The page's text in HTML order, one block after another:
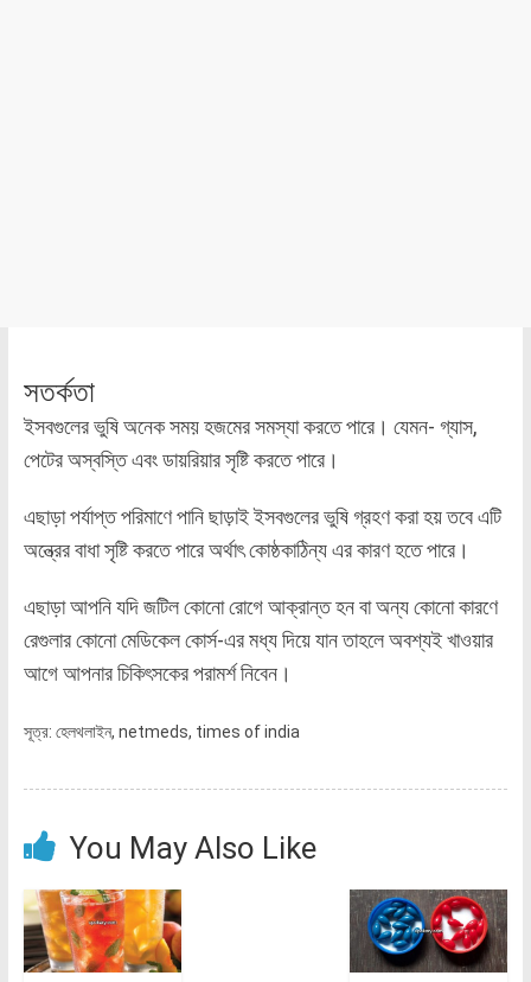
সতর্কতা
ইসবগুলের ভুষি অনেক সময় হজমের সমস্যা করতে পারে। যেমন- গ্যাস,
পেটের অস্বস্তি এবং ডায়রিয়ার সৃষ্টি করতে পারে।
এছাড়া পর্যাপ্ত পরিমাণে পানি ছাড়াই ইসবগুলের ভুষি গ্রহণ করা হয় তবে এটি
অন্ত্রের বাধা সৃষ্টি করতে পারে অর্থাৎ কোষ্ঠকাঠিন্য এর কারণ হতে পারে।
এছাড়া আপনি যদি জটিল কোনো রোগে আক্রান্ত হন বা অন্য কোনো কারণে
রেগুলার কোনো মেডিকেল কোর্স-এর মধ্য দিয়ে যান তাহলে অবশ্যই খাওয়ার
আগে আপনার চিকিৎসকের পরামর্শ নিবেন।
সূত্র: হেলথলাইন, netmeds, times of india
You May Also Like